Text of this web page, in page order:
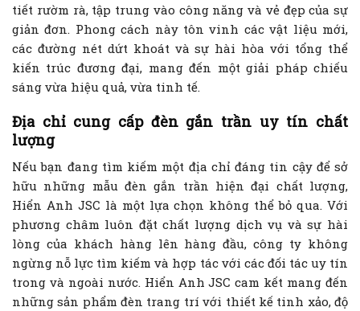
tiết rườm rà, tập trung vào công năng và vẻ đẹp của sự
giản đơn. Phong cách này tôn vinh các vật liệu mới,
các đường nét dứt khoát và sự hài hòa với tổng thể
kiến trúc đương đại, mang đến một giải pháp chiếu
sáng vừa hiệu quả, vừa tinh tế.
Địa chỉ cung cấp đèn gắn trần uy tín chất
lượng
Nếu bạn đang tìm kiếm một địa chỉ đáng tin cậy để sở
hữu những mẫu đèn gắn trần hiện đại chất lượng,
Hiển Anh JSC là một lựa chọn không thể bỏ qua. Với
phương châm luôn đặt chất lượng dịch vụ và sự hài
lòng của khách hàng lên hàng đầu, công ty không
ngừng nỗ lực tìm kiếm và hợp tác với các đối tác uy tín
trong và ngoài nước. Hiển Anh JSC cam kết mang đến
những sản phẩm đèn trang trí với thiết kế tinh xảo, độ